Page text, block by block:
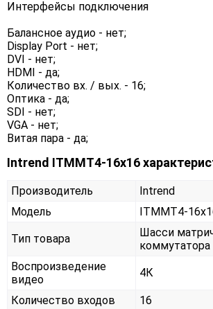
Интерфейсы подключения
Балансное аудио - нет;
Display Port - нет;
DVI - нет;
HDMI - да;
Количество вх. / вых. - 16;
Оптика - да;
SDI - нет;
VGA - нет;
Витая пара - да;
Intrend ITMMT4-16x16
Производитель
Intrend
Модель
ITMMT4-
Тип товара
Шасси
коммутатора
Воспроизведение
видео
4К
Количество входов
16